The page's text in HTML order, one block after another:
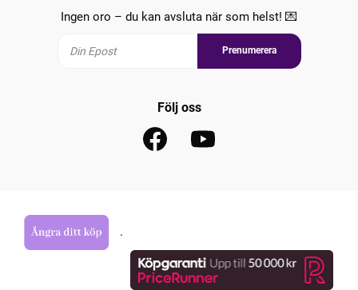
Ingen oro – du kan avsluta när som helst! 💌
Prenumerera
Följ oss
.